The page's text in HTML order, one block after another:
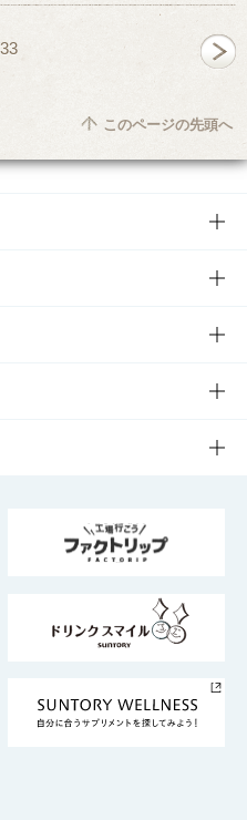
このページの先頭へ
ナビリティ経営